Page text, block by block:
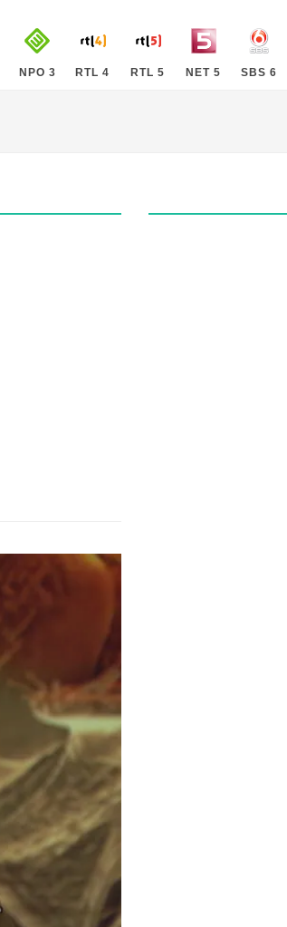
NPO 3 RTL 4 RTL 5 NET 5 SBS 6